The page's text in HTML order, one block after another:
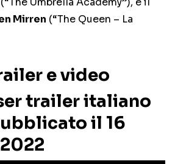
Mirren (“The Queen – La
e video
trailer italiano
il 16